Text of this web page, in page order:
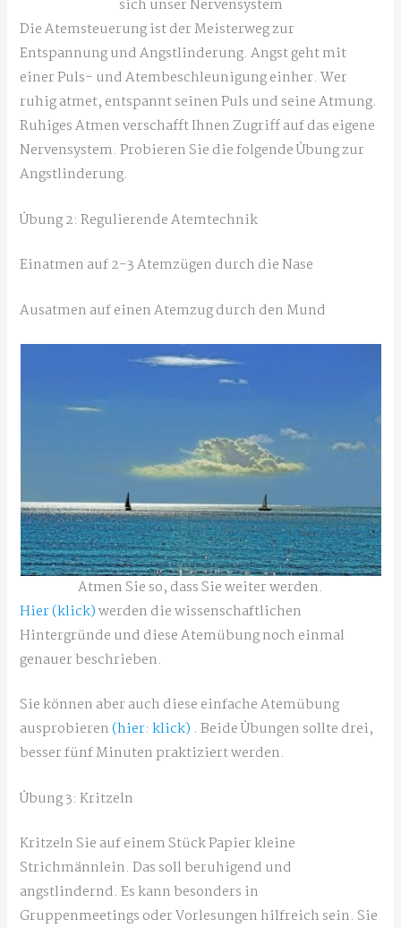
sich unser Nervensystem
Die Atemsteuerung ist der Meisterweg zur
Entspannung und Angstlinderung. Angst geht mit
einer Puls- und Atembeschleunigung einher. Wer
ruhig atmet, entspannt seinen Puls und seine Atmung.
Ruhiges Atmen verschafft Ihnen Zugriff auf das eigene
Nervensystem. Probieren Sie die folgende Übung zur
Angstlinderung.
Übung 2: Regulierende Atemtechnik
Einatmen auf 2-3 Atemzügen durch die Nase
Ausatmen auf einen Atemzug durch den Mund
Atmen Sie so, dass Sie weiter werden.
Hier (klick)werden die wissenschaftlichen
Hintergründe und diese Atemübung noch einmal
genauer beschrieben.
Sie können aber auch diese einfache Atemübung
ausprobieren(hier: klick) . Beide Übungen sollte drei,
besser fünf Minuten praktiziert werden.
Übung 3: Kritzeln
Kritzeln Sie auf einem Stück Papier kleine
Strichmännlein. Das soll beruhigend und
angstlindernd. Es kann besonders in
Gruppenmeetings oder Vorlesungen hilfreich sein. Sie